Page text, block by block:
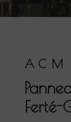
panneaux solaires à La
Ferté-